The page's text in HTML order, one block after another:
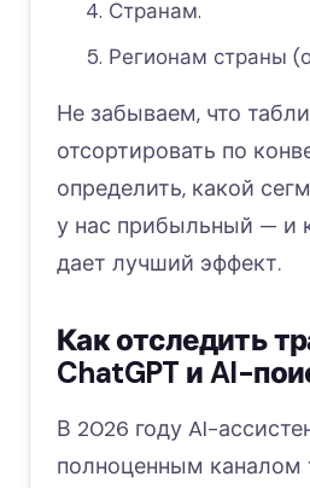
Странам.
Регионам страны
Не забываем, что
отсортировать по
определить, какой
у нас прибыльный — и
дает лучший эффект.
Как отследить
ChatGPT и AI-
В 2026 году AI-
полноценным каналом